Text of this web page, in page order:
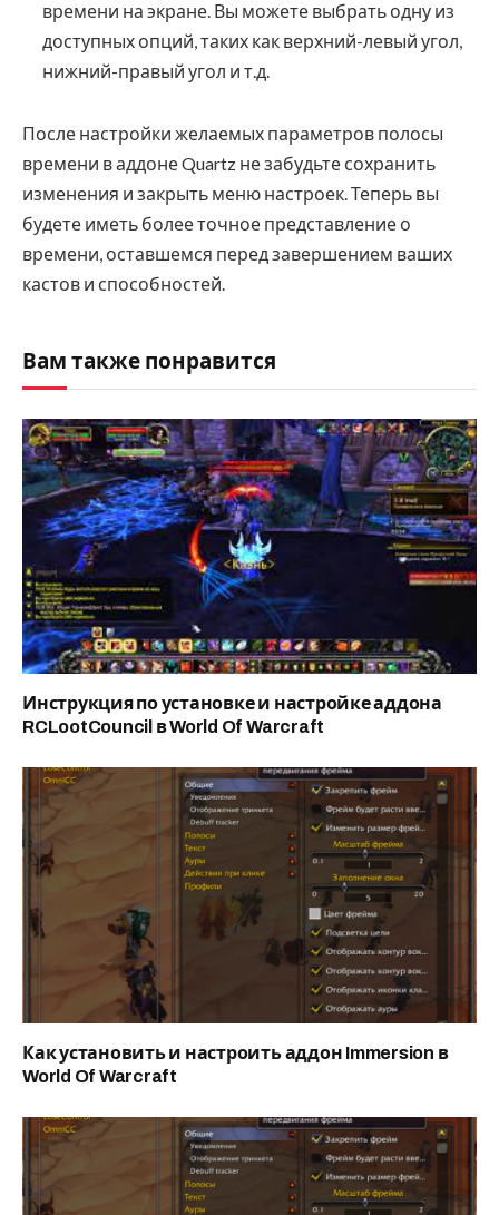
времени на экране. Вы можете выбрать одну из
доступных опций, таких как верхний-левый угол,
нижний-правый угол и т.д.
После настройки желаемых параметров полосы
времени в аддоне Quartz не забудьте сохранить
изменения и закрыть меню настроек. Теперь вы
будете иметь более точное представление о
времени, оставшемся перед завершением ваших
кастов и способностей.
Вам также понравится
Инструкция по установке и настройке аддона
RCLootCouncil в World Of Warcraft
Как установить и настроить аддон Immersion в
World Of Warcraft